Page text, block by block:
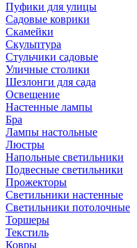
Пуфики для улицы
Садовые коврики
Скамейки
Скульптура
Стульчики садовые
Уличные столики
Шезлонги для сада
Освещение
Hастенные лампы
Бра
Лампы настольные
Люстры
Напольные светильники
Подвесные светильники
Прожекторы
Светильники настенные
Светильники потолочные
Торшеры
Текстиль
Ковры